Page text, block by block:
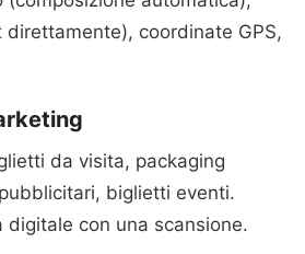
direttamente), coordinate GPS,
da visita, packaging
biglietti eventi.
digitale con una scansione.